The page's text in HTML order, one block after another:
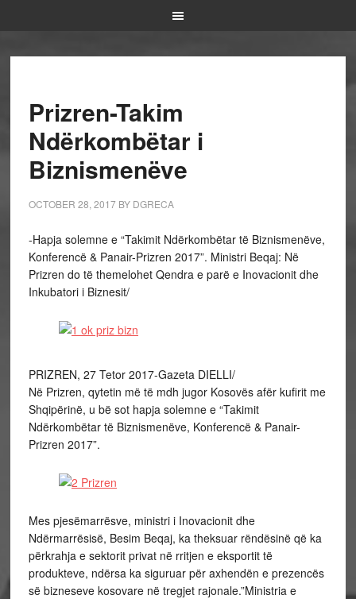
Prizren-Takim
Ndërkombëtar i
Biznismenëve
OCTOBER 28, 2017BY DGRECA
-Hapja solemne e “Takimit Ndërkombëtar të Biznismenëve,
Konferencë & Panair-Prizren 2017”. Ministri Beqaj: Në
Prizren do të themelohet Qendra e parë e Inovacionit dhe
Inkubatori i Biznesit/
PRIZREN, 27 Tetor 2017-Gazeta DIELLI/
Në Prizren, qytetin më të mdh jugor Kosovës afër kufirit me
Shqipërinë, u bë sot hapja solemne e “Takimit
Ndërkombëtar të Biznismenëve, Konferencë & Panair-
Prizren 2017”.
Mes pjesëmarrësve, ministri i Inovacionit dhe
Ndërmarrësisë, Besim Beqaj, ka theksuar rëndësinë që ka
përkrahja e sektorit privat në rritjen e eksportit të
produkteve, ndërsa ka siguruar për axhendën e prezencës
së bizneseve kosovare në tregjet rajonale.”Ministria e